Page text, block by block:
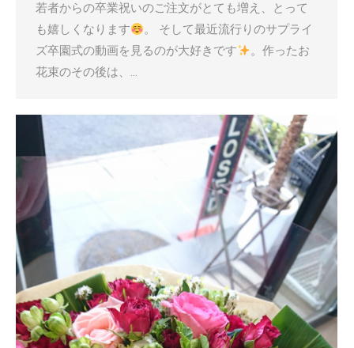
若者からの卒業祝いのご注文がとても増え、とって
も嬉しくなります
。 そして最近流行りのサプライ
ズ卒園式の動画を見るのが大好きです
。作ったお
花束のその後は、…